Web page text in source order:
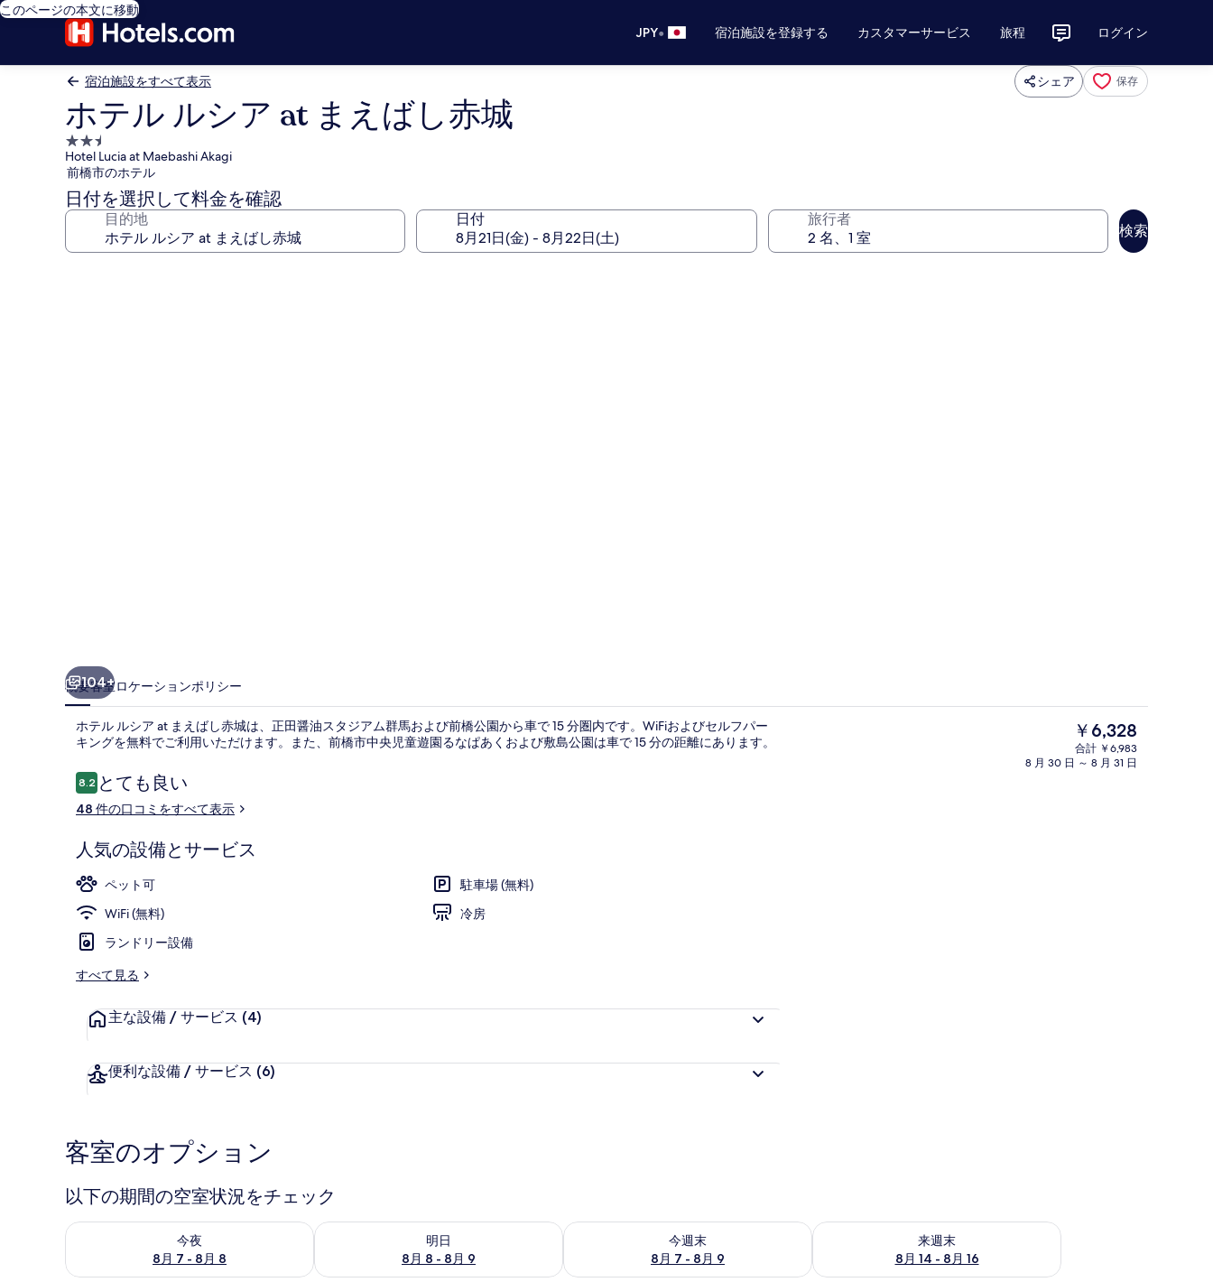
このページの本文に移動
JPY• 宿泊施設を登録する カスタマーサービス 旅程 ログイン
宿泊施設をすべて表示 シェア 保存
ホテル ルシア at まえばし赤城
2.5
つ
星
宿
泊
Hotel Lucia at Maebashi Akagi
前橋市のホテル
日付を選択して料金を確認
目的地 日付 旅行者
検索
写
真
ギ
ラ
リ
ー
Room 13 (ペット不可) 禁煙 | WiFi (無料)、客室ごとに異なる装飾、客室ごとに異なるインテリア、ベッドシーツ
Room 11 (ペット不可) 禁煙 | バスル
104+
概要客室ロケーションポリシー
ホテル ルシア at まえばし赤城は、正田醤油スタジアム群馬および前橋公園から車で 15 分圏内です。WiFiおよびセルフパー
キングを無料でご利用いただけます。また、前橋市中央児童遊園るなぱあくおよび敷島公園は車で 15 分の距離にあります。
口
コ
ミ
8.210段階中8.2
とても良い
48 件の口コミをすべて表示
人気の設備とサービス
ペット可
駐車場 (無料)
WiFi (無料)
冷房
ランドリー設備
すべて見る
主な設備 / サービス (4)
便利な設備 / サービス (6)
現
在
の
￥6,328
合計 ￥6,983
8 月 30 日 ～ 8 月 31 日
客室のオプション
以下の期間の空室状況をチェック
今夜
8月 7 - 8月 8
今夜 8月 7 - 8月 8 の空室状況をチェック
明日
8月 8 - 8月 9
明日 8月 8 - 8月 9 の空室状況をチェック
今週末
8月 7 - 8月 9
今週末 8月 7 - 8月 9 の空室状況をチェック
来週末
8月 14 - 8月 16
来週末 8月 14 - 8月 16 の空室状況をチェック